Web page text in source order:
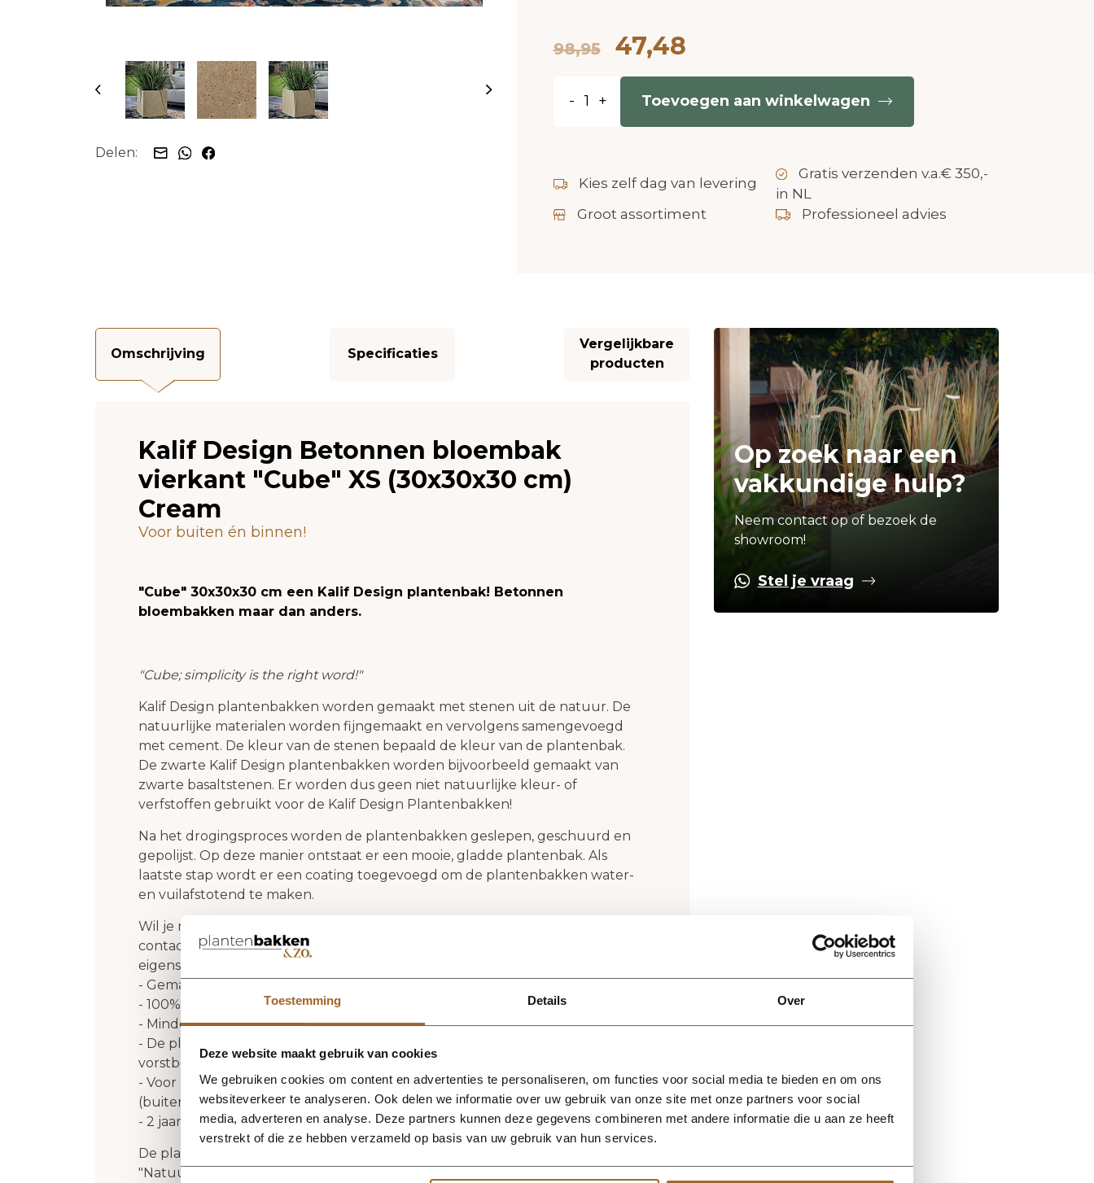
Toestemming Details Over
Deze website maakt gebruik van cookies
We gebruiken cookies om content en advertenties te personaliseren, om functies voor social media te bieden en om ons
websiteverkeer te analyseren. Ook delen we informatie over uw gebruik van onze site met onze partners voor social
media, adverteren en analyse. Deze partners kunnen deze gegevens combineren met andere informatie die u aan ze heeft
verstrekt of die ze hebben verzameld op basis van uw gebruik van hun services.
Delen:
98,95 47,48
- + Toevoegen aan winkelwagen
Kies zelf dag van levering
Gratis verzenden v.a.€ 350,-
in NL
Groot assortiment
Professioneel advies
Omschrijving Specificaties
Vergelijkbare
producten
Kalif Design Betonnen bloembak
vierkant "Cube" XS (30x30x30 cm)
Cream
Voor buiten én binnen!
"Cube" 30x30x30 cm een Kalif Design plantenbak! Betonnen
bloembakken maar dan anders.
"Cube; simplicity is the right word!"
Kalif Design plantenbakken worden gemaakt met stenen uit de natuur. De
natuurlijke materialen worden fijngemaakt en vervolgens samengevoegd
met cement. De kleur van de stenen bepaald de kleur van de plantenbak.
De zwarte Kalif Design plantenbakken worden bijvoorbeeld gemaakt van
zwarte basaltstenen. Er worden dus geen niet natuurlijke kleur- of
verfstoffen gebruikt voor de Kalif Design Plantenbakken!
Na het drogingsproces worden de plantenbakken geslepen, geschuurd en
gepolijst. Op deze manier ontstaat er een mooie, gladde plantenbak. Als
laatste stap wordt er een coating toegevoegd om de plantenbakken water-
en vuilafstotend te maken.
Wil je meer weten over onze Kalif Design plantenbakken? Neem gerust
contact met ons op of lees onder aan
eigenschappen van onze Kalif Design plantenbakken zijn:
- Gemaakt van natuursteen
- 100% handwerk
- Minder dan 2% chemicaliën
- De plantenbakken zijn in combinatie met het gebruik van hydrokorrels
vorstbestendig tot min 10 graden.
- Voor zowel binnen als buiten te gebruiken
(buiten dient er een afwateringsgat geboord te worden)
- 2 jaar garantie (aflopend)!
De plantenbakken en bloempotten van Kalif Design noemen wij met recht
"Natuurlijke Kunstwerken"! Bij natuurlijke kunstwerken horen kleine
Op zoek naar een
vakkundige hulp?
Neem contact op of bezoek de
showroom!
Stel je vraag